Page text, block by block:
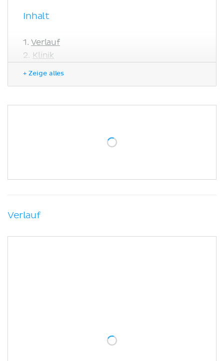
Inhalt
Verlauf
Klinik
+ Zeige alles
Verlauf